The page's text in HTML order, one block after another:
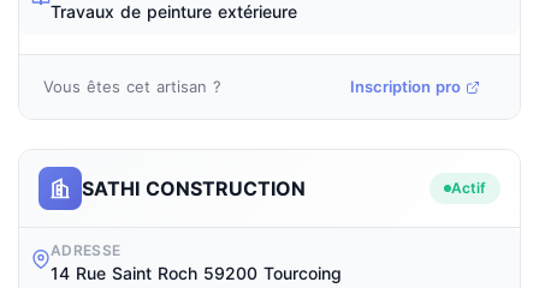
Travaux de peinture extérieure
Vous êtes cet artisan ? Inscription pro
SATHI CONSTRUCTION Actif
ADRESSE
14 Rue Saint Roch 59200 Tourcoing